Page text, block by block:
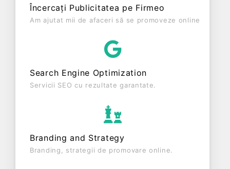
Încercați Publicitatea pe Firmeo
Am ajutat mii de afaceri să se promoveze online
Search Engine Optimization
Servicii SEO cu rezultate garantate.
Branding and Strategy
Branding, strategii de promovare online.